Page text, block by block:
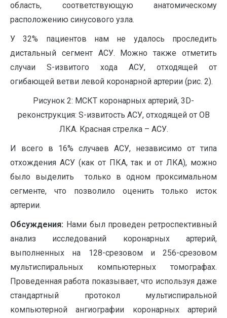
область, соответствующую анатомическому
расположению синусового узла.
У 32% пациентов нам не удалось проследить
дистальный сегмент АСУ. Можно также отметить
случаи S-извитого хода АСУ, отходящей от
огибающей ветви левой коронарной артерии (рис. 2).
Рисунок 2: МСКТ коронарных артерий, 3D-
реконструкция: S-извитость АСУ, отходящей от ОВ
ЛКА. Красная стрелка – АСУ.
И всего в 16% случаев АСУ, независимо от типа
отхождения АСУ (как от ПКА, так и от ЛКА), можно
было выделить только в одном проксимальном
сегменте, что позволило оценить только исток
артерии.
Обсуждения: Нами был проведен ретроспективный
анализ исследований коронарных артерий,
выполненных на 128-срезовом и 256-срезовом
мультиспиральных компьютерных томографах.
Проведенная работа показывает, что используя даже
стандартный протокол мультиспиральной
компьютерной ангиографии коронарных артерий